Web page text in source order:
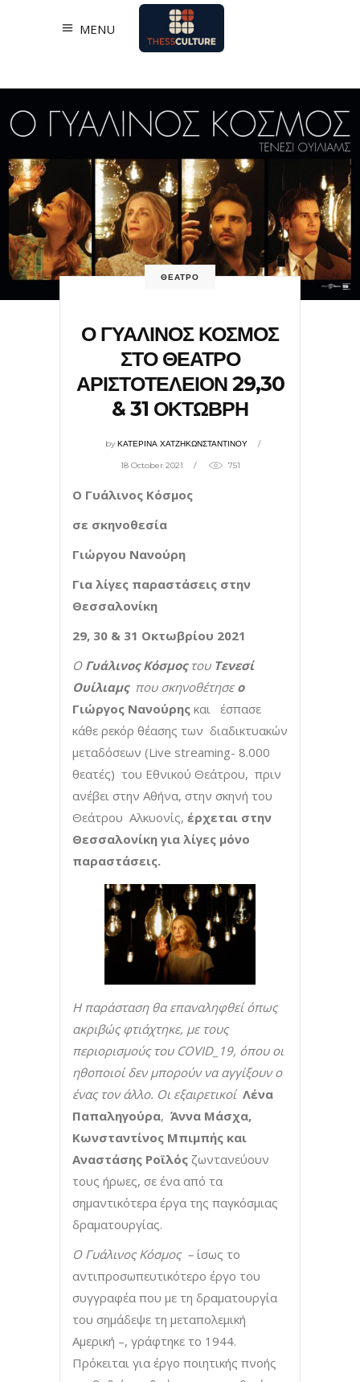
MENU
ΘΕΑΤΡΟ
Ο ΓΥΑΛΙΝΟΣ ΚΟΣΜΟΣ
ΣΤΟ ΘΕΑΤΡΟ
ΑΡΙΣΤΟΤΕΛΕΙΟΝ 29,30
& 31 ΟΚΤΩΒΡΗ
byΚΑΤΕΡΙΝΑ ΧΑΤΖΗΚΩΝΣΤΑΝΤΙΝΟΥ
18 October 2021 751
O Γυάλινος Κόσμος
σε σκηνοθεσία
Γιώργου Νανούρη
Για λίγες παραστάσεις στην
Θεσσαλονίκη
29, 30 & 31 Οκτωβρίου 2021
O Γυάλινος Κόσμοςτου Τενεσί
Ουίλιαμςπου σκηνοθέτησεο
Γιώργος Νανούρης και έσπασε
κάθε ρεκόρ θέασης των διαδικτυακών
μεταδόσεων (Live streaming- 8.000
θεατές) του Εθνικού Θεάτρου, πριν
ανέβει στην Αθήνα, στην σκηνή του
Θεάτρου Αλκυονίς, έρχεται στην
Θεσσαλονίκη για λίγες μόνο
παραστάσεις.
Η παράσταση θα επαναληφθεί όπως
ακριβώς φτιάχτηκε, με τους
περιορισμούς του COVID_19, όπου οι
ηθοποιοί δεν μπορούν να αγγίξουν ο
ένας τον άλλο. Οι εξαιρετικοί Λένα
Παπαληγούρα, Άννα Μάσχα,
Κωνσταντίνος Μπιμπής και
Αναστάσης Ροϊλός ζωντανεύουν
τους ήρωες, σε ένα από τα
σημαντικότερα έργα της παγκόσμιας
δραματουργίας.
Ο Γυάλινος Κόσμος – ίσως το
αντιπροσωπευτικότερο έργο του
συγγραφέα που με τη δραματουργία
του σημάδεψε τη μεταπολεμική
Αμερική –, γράφτηκε το 1944.
Πρόκειται για έργο ποιητικής πνοής